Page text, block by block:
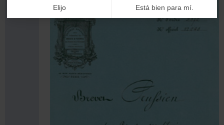
Elijo Está bien para mí.